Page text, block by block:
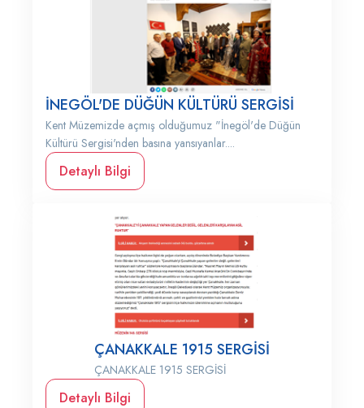
İNEGÖL'DE DÜĞÜN KÜLTÜRÜ SERGİSİ
Kent Müzemizde açmış olduğumuz "İnegöl'de Düğün
Kültürü Sergisi'nden basına yansıyanlar....
Detaylı Bilgi
ÇANAKKALE 1915 SERGİSİ
ÇANAKKALE 1915 SERGİSİ
Detaylı Bilgi